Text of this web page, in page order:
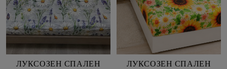
ЛУКСОЗЕН СПАЛЕН
ЛУКСОЗЕН СПАЛЕН